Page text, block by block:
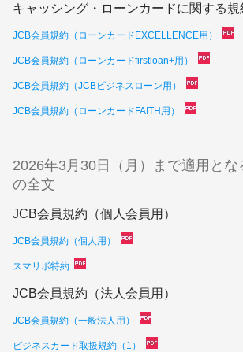
キャッシング・ローンカードに関する規
JCB会員規約（ローンカードEXCELLENCE用）
JCB会員規約（ローンカードfirstloan+用）
JCB会員規約（JCBビジネスローン用）
JCB会員規約（ローンカードFAITH用）
2026年3月30日（月）まで適用とな
の全文
JCB会員規約（個人会員用）
JCB会員規約（個人用）
スマリボ特約
JCB会員規約（法人会員用）
JCB会員規約（一般法人用）
ビジネスカード取扱規約（1）